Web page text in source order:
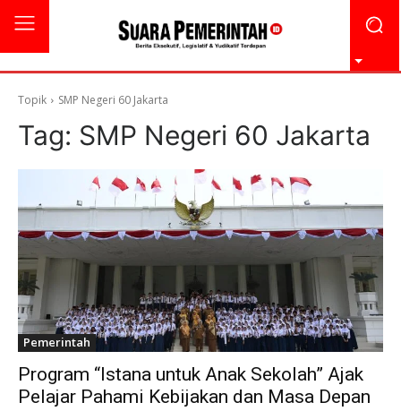
Topik SMP Negeri 60 Jakarta
Tag: SMP Negeri 60 Jakarta
Pemerintah
Program “Istana untuk Anak Sekolah” Ajak
Pelajar Pahami Kebijakan dan Masa Depan